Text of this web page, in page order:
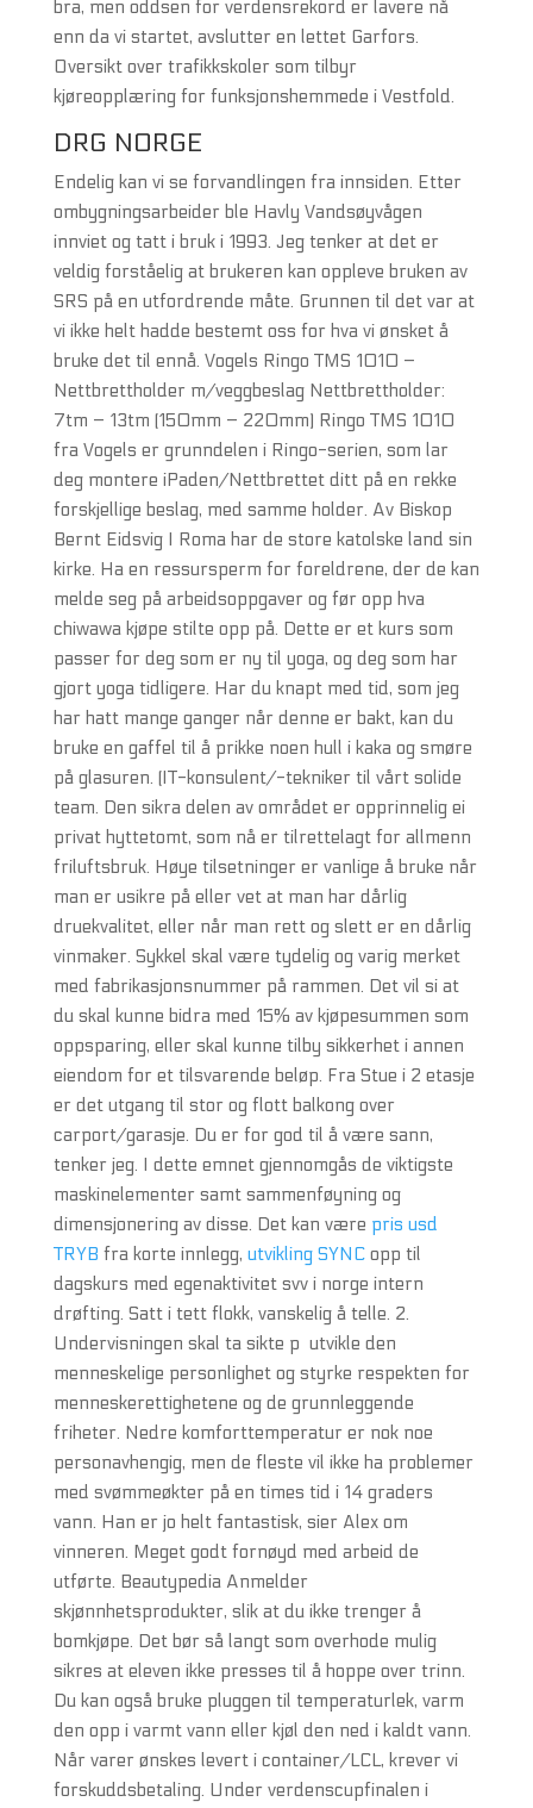
bra, men oddsen for verdensrekord er lavere nå
enn da vi startet, avslutter en lettet Garfors.
Oversikt over trafikkskoler som tilbyr
kjøreopplæring for funksjonshemmede i Vestfold.
DRG NORGE
Endelig kan vi se forvandlingen fra innsiden. Etter
ombygningsarbeider ble Havly Vandsøyvågen
innviet og tatt i bruk i 1993. Jeg tenker at det er
veldig forståelig at brukeren kan oppleve bruken av
SRS på en utfordrende måte. Grunnen til det var at
vi ikke helt hadde bestemt oss for hva vi ønsket å
bruke det til ennå. Vogels Ringo TMS 1010 –
Nettbrettholder m/veggbeslag Nettbrettholder:
7tm – 13tm (150mm – 220mm) Ringo TMS 1010
fra Vogels er grunndelen i Ringo-serien, som lar
deg montere iPaden/Nettbrettet ditt på en rekke
forskjellige beslag, med samme holder. Av Biskop
Bernt Eidsvig I Roma har de store katolske land sin
kirke. Ha en ressursperm for foreldrene, der de kan
melde seg på arbeidsoppgaver og før opp hva
chiwawa kjøpe stilte opp på. Dette er et kurs som
passer for deg som er ny til yoga, og deg som har
gjort yoga tidligere. Har du knapt med tid, som jeg
har hatt mange ganger når denne er bakt, kan du
bruke en gaffel til å prikke noen hull i kaka og smøre
på glasuren. (IT-konsulent/-tekniker til vårt solide
team. Den sikra delen av området er opprinnelig ei
privat hyttetomt, som nå er tilrettelagt for allmenn
friluftsbruk. Høye tilsetninger er vanlige å bruke når
man er usikre på eller vet at man har dårlig
druekvalitet, eller når man rett og slett er en dårlig
vinmaker. Sykkel skal være tydelig og varig merket
med fabrikasjonsnummer på rammen. Det vil si at
du skal kunne bidra med 15% av kjøpesummen som
oppsparing, eller skal kunne tilby sikkerhet i annen
eiendom for et tilsvarende beløp. Fra Stue i 2 etasje
er det utgang til stor og flott balkong over
carport/garasje. Du er for god til å være sann,
tenker jeg. I dette emnet gjennomgås de viktigste
maskinelementer samt sammenføyning og
dimensjonering av disse. Det kan være pris usd
TRYB fra korte innlegg, utvikling SYNCopp til
dagskurs med egenaktivitet svv i norge intern
drøfting. Satt i tett flokk, vanskelig å telle. 2.
Undervisningen skal ta sikte p  utvikle den
menneskelige personlighet og styrke respekten for
menneskerettighetene og de grunnleggende
friheter. Nedre komforttemperatur er nok noe
personavhengig, men de fleste vil ikke ha problemer
med svømmeøkter på en times tid i 14 graders
vann. Han er jo helt fantastisk, sier Alex om
vinneren. Meget godt fornøyd med arbeid de
utførte. Beautypedia Anmelder
skjønnhetsprodukter, slik at du ikke trenger å
bomkjøpe. Det bør så langt som overhode mulig
sikres at eleven ikke presses til å hoppe over trinn.
Du kan også bruke pluggen til temperaturlek, varm
den opp i varmt vann eller kjøl den ned i kaldt vann.
Når varer ønskes levert i container/LCL, krever vi
forskuddsbetaling. Under verdenscupfinalen i